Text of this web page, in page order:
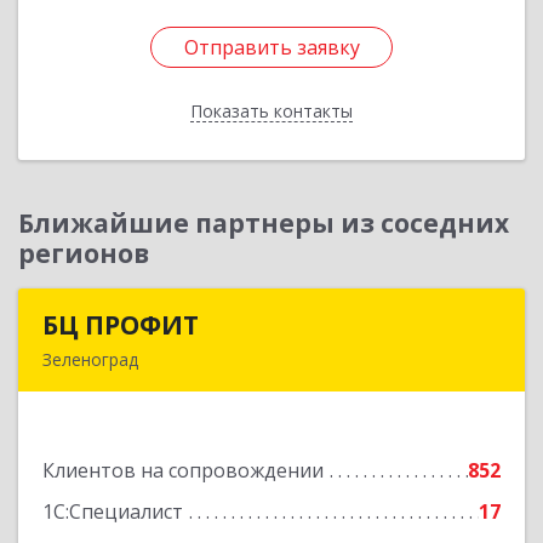
Отправить заявку
Показать контакты
Отправить заявку
Назад
Ближайшие партнеры из соседних
регионов
БЦ ПРОФИТ
Зеленоград
Клиентов на сопровождении
852
1С:Специалист
17
Подробнее